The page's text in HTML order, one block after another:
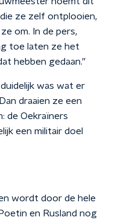
die ze zelf ontplooien,
om. In de pers,
toe laten ze het
hebben gedaan.”
was wat er
draaien ze een
de Oekraïners
een militair doel
wordt door de hele
en Rusland nog